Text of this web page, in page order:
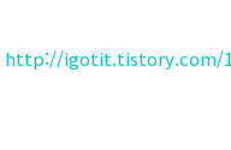
http://igotit.tistory.com/